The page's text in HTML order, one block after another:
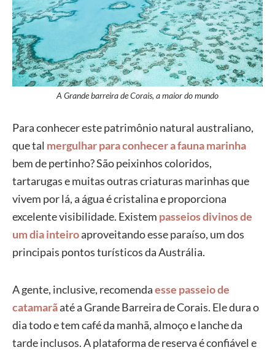
A Grande barreira de Corais, a maior do mundo
Para conhecer este patrimônio natural australiano,
que tal mergulhar para conhecer a fauna marinha
bem de pertinho? São peixinhos coloridos,
tartarugas e muitas outras criaturas marinhas que
vivem por lá, a água é cristalina e proporciona
excelente visibilidade. Existem passeios divinos de
um dia inteiroaproveitando esse paraíso, um dos
principais pontos turísticos da Austrália.
A gente, inclusive, recomendaesse passeio de
catamarãaté a Grande Barreira de Corais. Ele dura o
dia todo e tem café da manhã, almoço e lanche da
tarde inclusos. A plataforma de reserva é confiável e